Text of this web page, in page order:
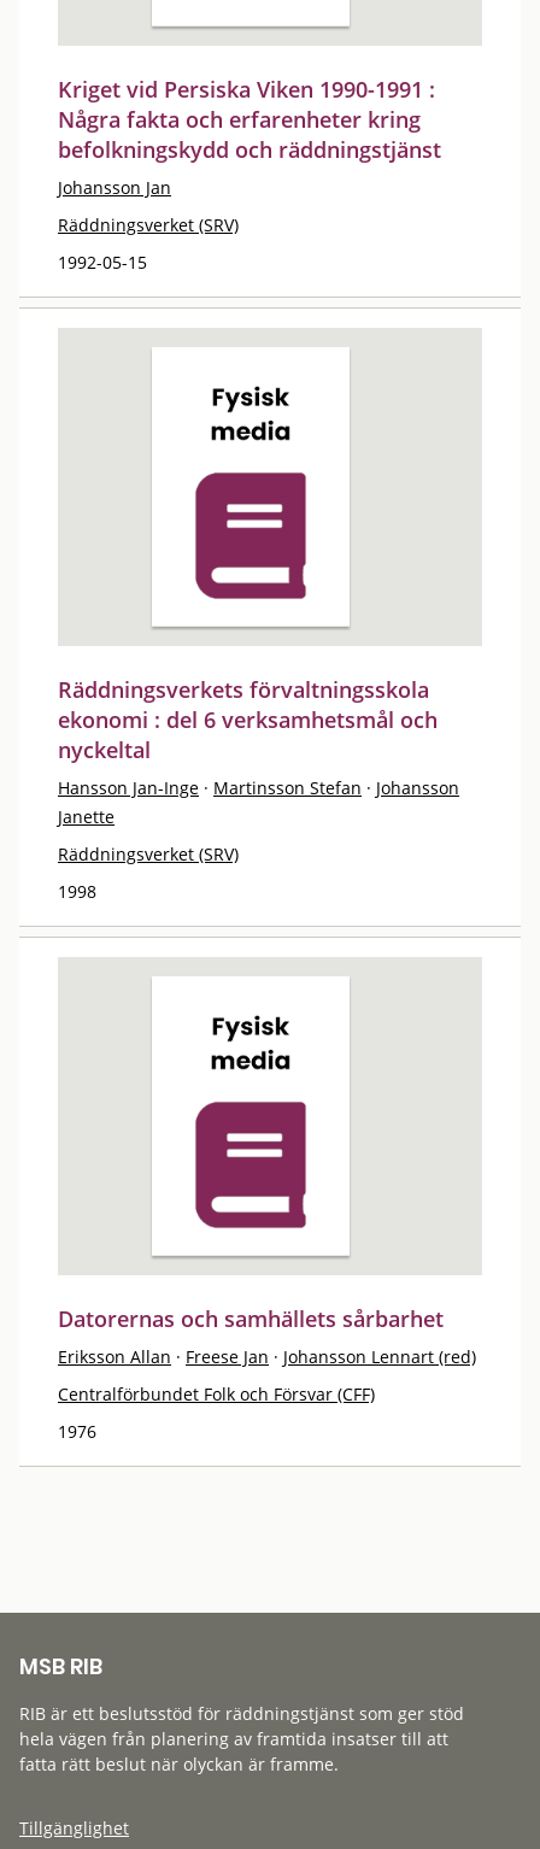
Kriget vid Persiska Viken 1990-1991 :
Några fakta och erfarenheter kring
befolkningskydd och räddningstjänst
Johansson Jan
Räddningsverket (SRV)
1992-05-15
Räddningsverkets förvaltningsskola
ekonomi : del 6 verksamhetsmål och
nyckeltal
Hansson Jan-Inge · Martinsson Stefan · Johansson
Janette
Räddningsverket (SRV)
1998
Datorernas och samhällets sårbarhet
Eriksson Allan · Freese Jan · Johansson Lennart (red)
Centralförbundet Folk och Försvar (CFF)
1976
MSB RIB
RIB är ett beslutsstöd för räddningstjänst som ger stöd
hela vägen från planering av framtida insatser till att
fatta rätt beslut när olyckan är framme.
Tillgänglighet